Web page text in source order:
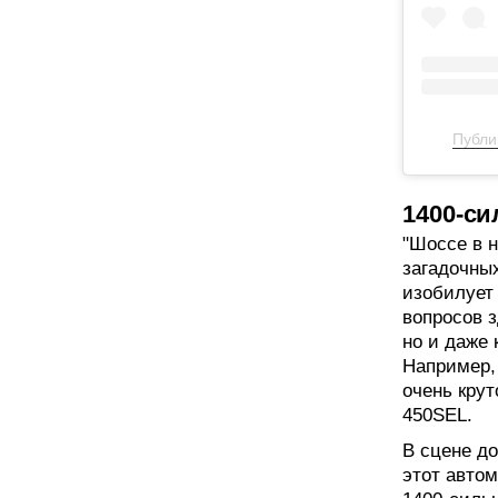
1400-
"Шоссе в
вопросов
но и даже
очень
450SEL.
В сцене
этот